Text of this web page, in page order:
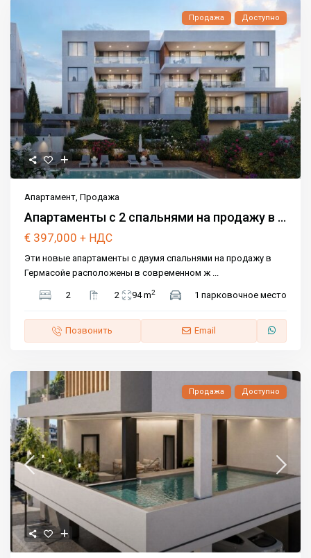
Продажа Доступно
Апартамент,Продажа
Апартаменты с 2 спальнями на продажу в ...
€ 397,000+ НДС
Эти новые апартаменты с двумя спальнями на продажу в
Гермасойе расположены в современном ж ...
2 2 94 m2 1 парковочное место
Позвонить Email
Продажа Доступно